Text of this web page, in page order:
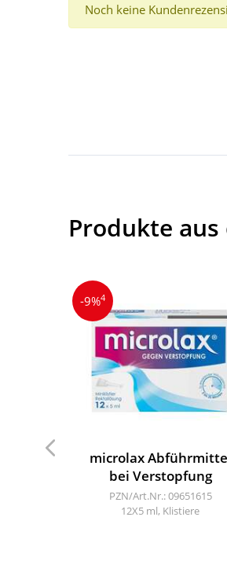
Noch keine
Produkte
-9%4
microlax
bei Verstopfung
PZN/Art.Nr.: 09651615
12X5 ml, Klistiere